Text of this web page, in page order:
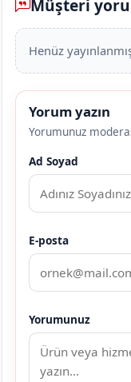
Müşteri
Henüz
Yorum yazın
Yorumunuz
Ad Soyad
E-posta
Yorumunuz